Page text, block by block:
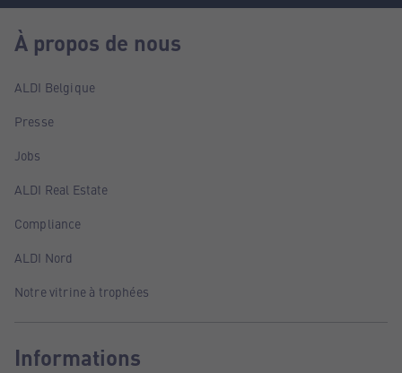
À propos de nous
ALDI Belgique
Presse
Jobs
ALDI Real Estate
Compliance
ALDI Nord
Notre vitrine à trophées
Informations